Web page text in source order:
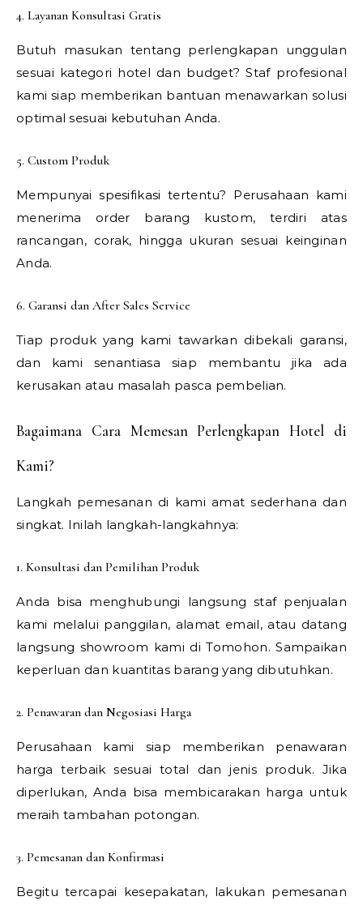
4. Layanan Konsultasi Gratis
Butuh masukan tentang perlengkapan unggulan
sesuai kategori hotel dan budget? Staf profesional
kami siap memberikan bantuan menawarkan solusi
optimal sesuai kebutuhan Anda.
5. Custom Produk
Mempunyai spesifikasi tertentu? Perusahaan kami
menerima order barang kustom, terdiri atas
rancangan, corak, hingga ukuran sesuai keinginan
Anda.
6. Garansi dan After Sales Service
Tiap produk yang kami tawarkan dibekali garansi,
dan kami senantiasa siap membantu jika ada
kerusakan atau masalah pasca pembelian.
Bagaimana Cara Memesan Perlengkapan Hotel di
Kami?
Langkah pemesanan di kami amat sederhana dan
singkat. Inilah langkah-langkahnya:
1. Konsultasi dan Pemilihan Produk
Anda bisa menghubungi langsung staf penjualan
kami melalui panggilan, alamat email, atau datang
langsung showroom kami di Tomohon. Sampaikan
keperluan dan kuantitas barang yang dibutuhkan.
2. Penawaran dan Negosiasi Harga
Perusahaan kami siap memberikan penawaran
harga terbaik sesuai total dan jenis produk. Jika
diperlukan, Anda bisa membicarakan harga untuk
meraih tambahan potongan.
3. Pemesanan dan Konfirmasi
Begitu tercapai kesepakatan, lakukan pemesanan